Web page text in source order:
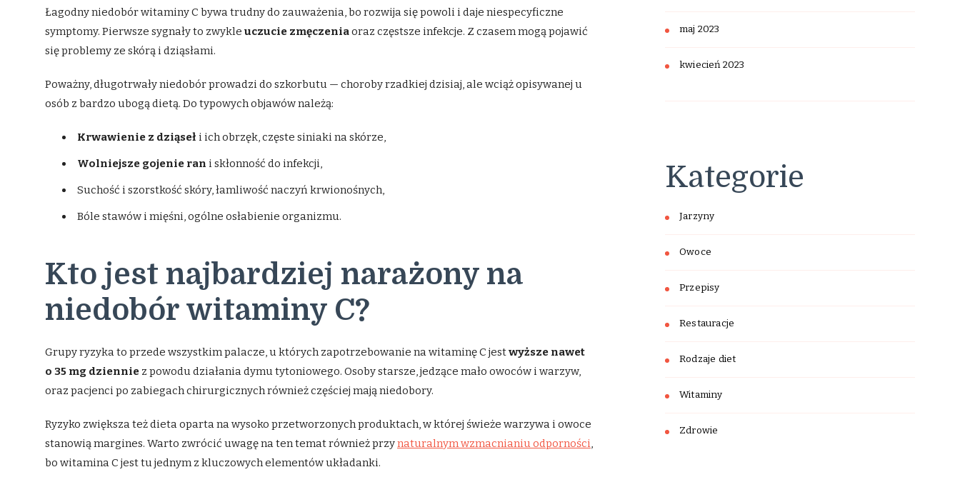
Łagodny niedobór witaminy C bywa trudny do zauważenia, bo rozwija się powoli i daje niespecyficzne
symptomy. Pierwsze sygnały to zwykle uczucie zmęczeniaoraz częstsze infekcje. Z czasem mogą pojawić
się problemy ze skórą i dziąsłami.
Poważny, długotrwały niedobór prowadzi do szkorbutu — choroby rzadkiej dzisiaj, ale wciąż opisywanej u
osób z bardzo ubogą dietą. Do typowych objawów należą:
Krwawienie z dziąseł i ich obrzęk, częste siniaki na skórze,
Wolniejsze gojenie ran i skłonność do infekcji,
Suchość i szorstkość skóry, łamliwość naczyń krwionośnych,
Bóle stawów i mięśni, ogólne osłabienie organizmu.
Kto jest najbardziej narażony na
niedobór witaminy C?
Grupy ryzyka to przede wszystkim palacze, u których zapotrzebowanie na witaminę C jestwyższe nawet
o 35 mg dziennie z powodu działania dymu tytoniowego. Osoby starsze, jedzące mało owoców i warzyw,
oraz pacjenci po zabiegach chirurgicznych również częściej mają niedobory.
Ryzyko zwiększa też dieta oparta na wysoko przetworzonych produktach, w której świeże warzywa i owoce
stanowią margines. Warto zwrócić uwagę na ten temat również przynaturalnym wzmacnianiu odporności,
bo witamina C jest tu jednym z kluczowych elementów układanki.
maj 2023
kwiecień 2023
Kategorie
Jarzyny
Owoce
Przepisy
Restauracje
Rodzaje diet
Witaminy
Zdrowie